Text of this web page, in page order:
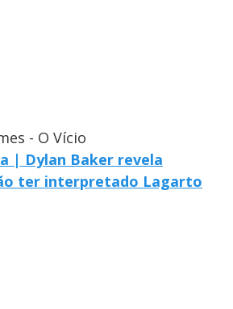
- O Vício
| Dylan Baker revela
ter interpretado Lagarto